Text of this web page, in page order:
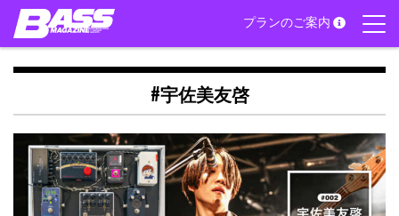
Skip
content
プランのご案内
#宇佐美友啓